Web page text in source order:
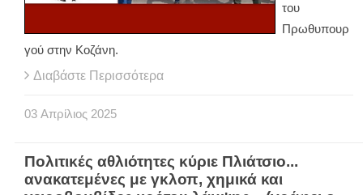
του
Πρωθυπουρ
γού στην Κοζάνη.
Διαβάστε Περισσότερα
03 Απρίλιος 2025
Πολιτικές αθλιότητες κύριε Πλιάτσιο...
ανακατεμένες με γκλοπ, χημικά και